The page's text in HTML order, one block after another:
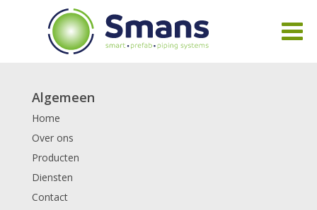
Algemeen
Home
Over ons
Producten
Diensten
Contact